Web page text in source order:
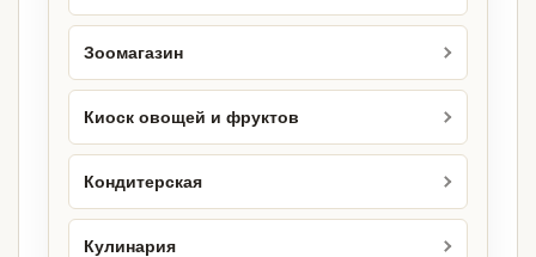
Зоомагазин
Киоск овощей и фруктов
Кондитерская
Кулинария